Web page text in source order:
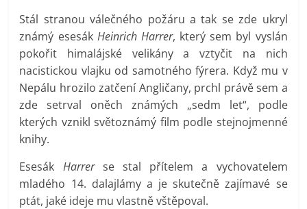
Stál stranou válečného požáru a tak se zde ukryl
známý esesák Heinrich Harrer, který sem byl vyslán
pokořit himalájské velikány a vztyčit na nich
nacistickou vlajku od samotného fýrera. Když mu v
Nepálu hrozilo zatčení Angličany, prchl právě sem a
zde setrval oněch známých „sedm let“, podle
kterých vznikl světoznámý film podle stejnojmenné
knihy.
Esesák Harrer se stal přítelem a vychovatelem
mladého 14. dalajlámy a je skutečně zajímavé se
ptát, jaké ideje mu vlastně vštěpoval.